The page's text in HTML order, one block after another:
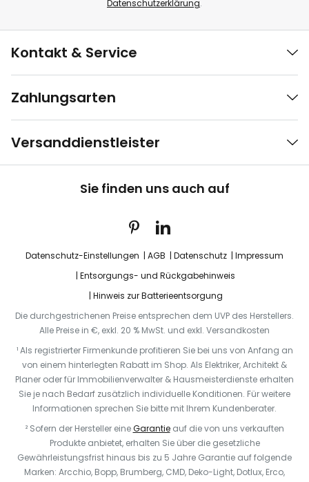
Datenschutzerklärung.
Kontakt & Service
Zahlungsarten
Versanddienstleister
Sie finden uns auch auf
Datenschutz-Einstellungen AGB Datenschutz
Impressum
Entsorgungs- und Rückgabehinweis
Hinweis zur Batterieentsorgung
Die durchgestrichenen Preise entsprechen dem UVP des Herstellers.
Alle Preise in €, exkl. 20 % MwSt. und exkl. Versandkosten
¹ Als registrierter Firmenkunde profitieren Sie bei uns von Anfang an
von einem hinterlegten Rabatt im Shop. Als Elektriker, Architekt &
Planer oder für Immobilienverwalter & Hausmeisterdienste erhalten
Sie je nach Bedarf zusätzlich individuelle Konditionen. Für weitere
Informationen sprechen Sie bitte mit Ihrem Kundenberater.
² Sofern der Hersteller eineGarantieauf die von uns verkauften
Produkte anbietet, erhalten Sie über die gesetzliche
Gewährleistungsfrist hinaus bis zu 5 Jahre Garantie auf folgende
Marken: Arcchio, Bopp, Brumberg, CMD, Deko-Light, Dotlux, Erco,